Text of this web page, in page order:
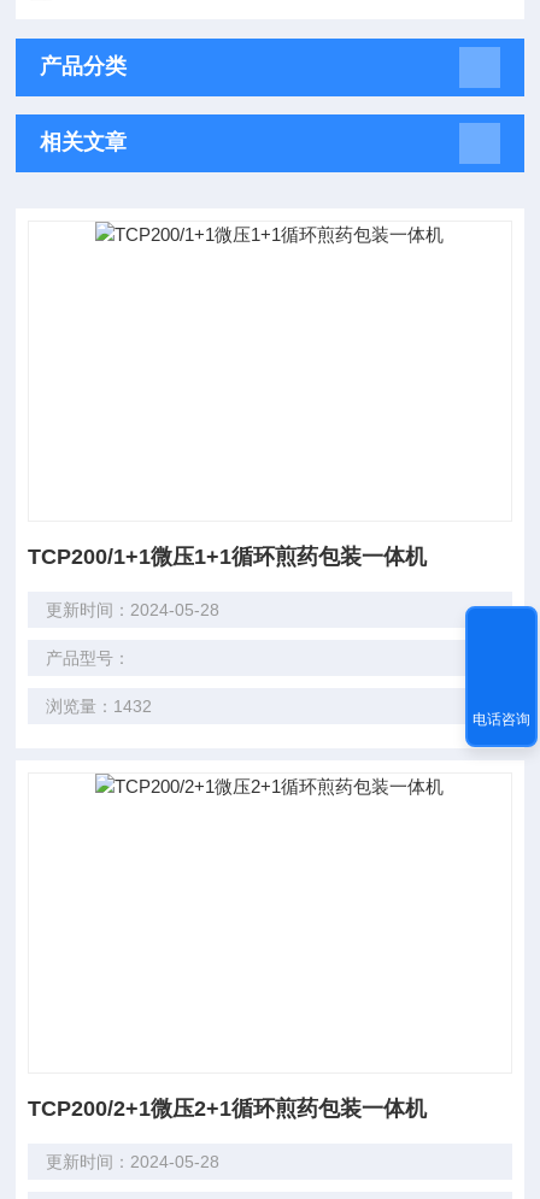
产品分类
相关文章
TCP200/1+1微压1+1循环煎药包装一体机
更新时间：2024-05-28
产品型号：
浏览量：1432
TCP200/2+1微压2+1循环煎药包装一体机
更新时间：2024-05-28
电话咨询